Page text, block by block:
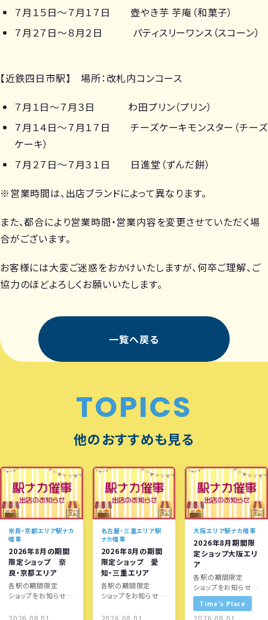
７月１５日～７月１７日 壺やき芋 芋庵（和菓子）
７月２７日～８月２日 パティスリーワンス（スコーン）
【近鉄四日市駅】 場所：改札内コンコース
７月１日～７月３日 わ田プリン（プリン）
７月１４日～７月１７日 チーズケーキモンスター（チーズ
ケーキ）
７月２７日～７月３１日 日進堂（ずんだ餅）
※営業時間は、出店ブランドによって異なります。
また、都合により営業時間・営業内容を変更させていただく場
合がございます。
お客様には大変ご迷惑をおかけいたしますが、何卒ご理解、ご
協力のほどよろしくお願いいたします。
一覧へ戻る
TOPICS
他のおすすめも見る
奈良・京都エリア駅ナカ
催事
2026年8月の期間
限定ショップ 奈
良・京都エリア
各駅の期間限定
ショップをお知らせし
名古屋・三重エリア駅
ナカ催事
2026年8月の期間
限定ショップ 愛
知・三重エリア
各駅の期間限定
ショップをお知らせし
大阪エリア駅ナカ催事
2026年8月期間限
定ショップ大阪エリ
ア
各駅の期間限定
ショップをお知らせし
ます！
Time's Place